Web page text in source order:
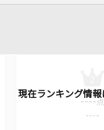
---- 点
----